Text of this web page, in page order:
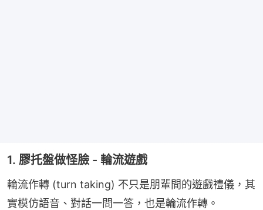
1. 膠托盤做怪臉 - 輪流遊戲
輪流作轉 (turn taking) 不只是朋輩間的遊戲禮儀，其
實模仿語音、對話一問一答，也是輪流作轉。